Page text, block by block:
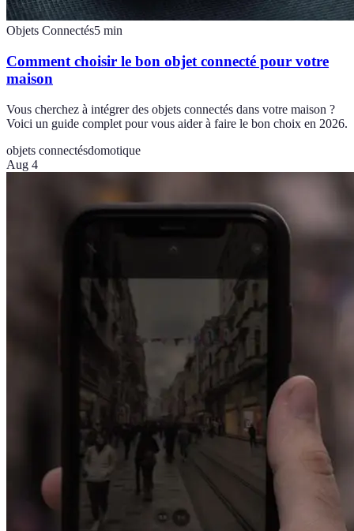
Objets Connectés5 min
Comment choisir le bon objet connecté pour votre
maison
Vous cherchez à intégrer des objets connectés dans votre maison ?
Voici un guide complet pour vous aider à faire le bon choix en 2026.
objets connectésdomotique
Aug 4